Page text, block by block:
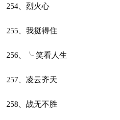
254、烈火心
255、我挺得住
256、╰ 笑看人生
257、凌云齐天
258、战无不胜